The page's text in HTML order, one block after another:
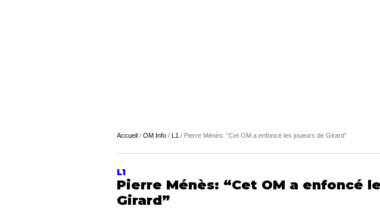
Accueil / OM Info / L1 / Pierre Ménès: “Cet OM a enfoncé les joueurs de Girard”
L1
Pierre Ménès: “Cet OM a enfoncé
Girard”